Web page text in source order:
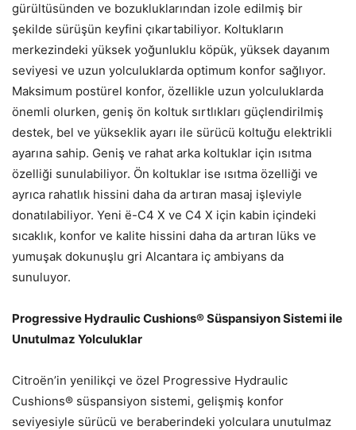
gürültüsünden ve bozukluklarından izole edilmiş bir
şekilde sürüşün keyfini çıkartabiliyor. Koltukların
merkezindeki yüksek yoğunluklu köpük, yüksek dayanım
seviyesi ve uzun yolculuklarda optimum konfor sağlıyor.
Maksimum postürel konfor, özellikle uzun yolculuklarda
önemli olurken, geniş ön koltuk sırtlıkları güçlendirilmiş
destek, bel ve yükseklik ayarı ile sürücü koltuğu elektrikli
ayarına sahip. Geniş ve rahat arka koltuklar için ısıtma
özelliği sunulabiliyor. Ön koltuklar ise ısıtma özelliği ve
ayrıca rahatlık hissini daha da artıran masaj işleviyle
donatılabiliyor. Yeni ë-C4 X ve C4 X için kabin içindeki
sıcaklık, konfor ve kalite hissini daha da artıran lüks ve
yumuşak dokunuşlu gri Alcantara iç ambiyans da
sunuluyor.
Progressive Hydraulic Cushions® Süspansiyon Sistemi ile
Unutulmaz Yolculuklar
Citroën’in yenilikçi ve özel Progressive Hydraulic
Cushions® süspansiyon sistemi, gelişmiş konfor
seviyesiyle sürücü ve beraberindeki yolculara unutulmaz